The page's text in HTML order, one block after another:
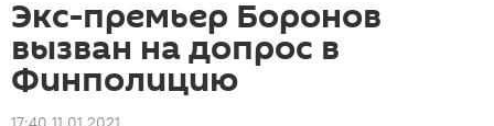
Экс-премьер Боронов
вызван на допрос в
Финполицию